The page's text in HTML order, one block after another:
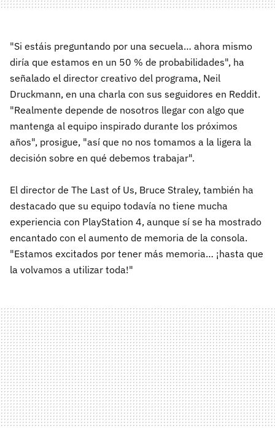
"Si estáis preguntando por una secuela… ahora mismo
diría que estamos en un 50 % de probabilidades", ha
señalado el director creativo del programa, Neil
Druckmann, en una charla con sus seguidores en Reddit.
"Realmente depende de nosotros llegar con algo que
mantenga al equipo inspirado durante los próximos
años", prosigue, "así que no nos tomamos a la ligera la
decisión sobre en qué debemos trabajar".
El director de The Last of Us, Bruce Straley, también ha
destacado que su equipo todavía no tiene mucha
experiencia con PlayStation 4, aunque sí se ha mostrado
encantado con el aumento de memoria de la consola.
"Estamos excitados por tener más memoria… ¡hasta que
la volvamos a utilizar toda!"